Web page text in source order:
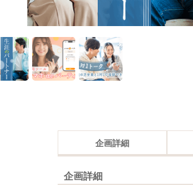
企画詳細
企画詳細